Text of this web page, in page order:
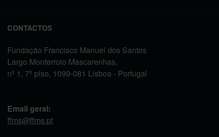
CONTACTOS
Fundação Francisco Manuel dos Santos
Largo Monterroio Mascarenhas,
nº 1, 7º piso, 1099-081 Lisboa - Portugal
Email geral:
ffms@ffms.pt